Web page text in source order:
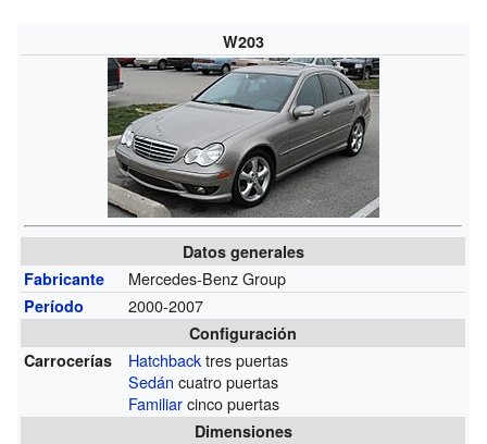
W203
Datos generales
Fabricante
Mercedes-Benz Group
Período 2000-2007
Configuración
Carrocerías
Hatchbacktres puertas
Sedán cuatro puertas
Familiarcinco puertas
Dimensiones